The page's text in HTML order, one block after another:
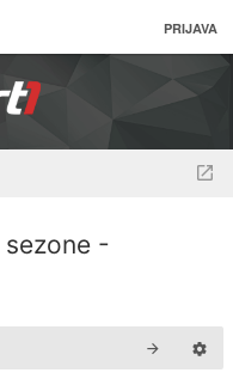
PRIJAVA
-